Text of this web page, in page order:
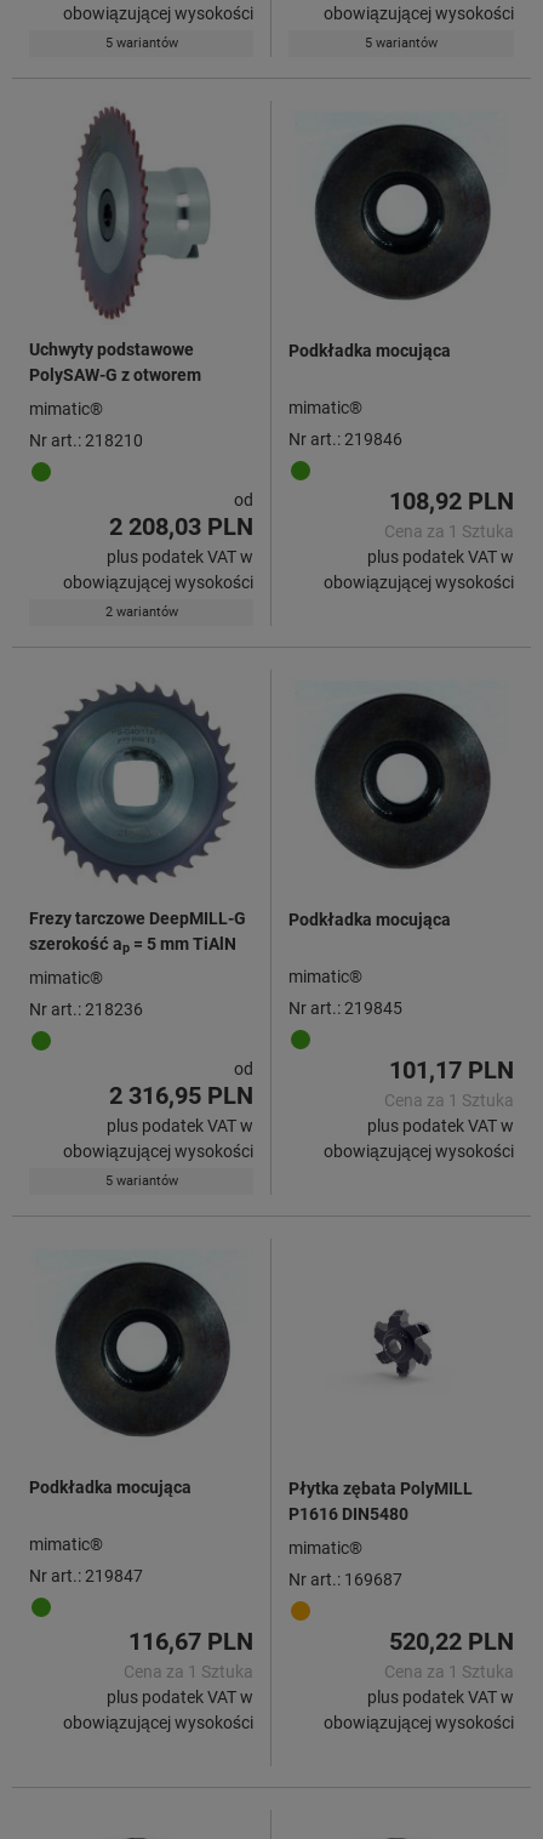
obowiązującej wysokości
5 wariantów
obowiązującej wysokości
5 wariantów
Uchwyty podstawowe
PolySAW-G z otworem
mimatic®
Nr art.: 218210
od
2 208,03 PLN
plus podatek VAT w
obowiązującej wysokości
2 wariantów
Podkładka mocująca
mimatic®
Nr art.: 219846
108,92 PLN
Cena za 1 Sztuka
plus podatek VAT w
obowiązującej wysokości
Frezy tarczowe DeepMILL-G
szerokość ap = 5 mm TiAlN
mimatic®
Nr art.: 218236
od
2 316,95 PLN
plus podatek VAT w
obowiązującej wysokości
5 wariantów
Podkładka mocująca
mimatic®
Nr art.: 219845
101,17 PLN
Cena za 1 Sztuka
plus podatek VAT w
obowiązującej wysokości
Podkładka mocująca
mimatic®
Nr art.: 219847
116,67 PLN
Cena za 1 Sztuka
plus podatek VAT w
obowiązującej wysokości
Płytka zębata PolyMILL
P1616 DIN5480
mimatic®
Nr art.: 169687
520,22 PLN
Cena za 1 Sztuka
plus podatek VAT w
obowiązującej wysokości